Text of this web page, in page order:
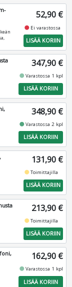
52,90 €
fiber_manual_record Ei varastossa
LISÄÄ KORIIN
347,90 €
fiber_manual_recordVarastossa 1 kpl
LISÄÄ KORIIN
348,90 €
fiber_manual_recordVarastossa 2 kpl
LISÄÄ KORIIN
131,90 €
fiber_manual_recordToimittajilla
LISÄÄ KORIIN
213,90 €
fiber_manual_recordToimittajilla
LISÄÄ KORIIN
162,90 €
fiber_manual_recordVarastossa 1 kpl
LISÄÄ KORIIN